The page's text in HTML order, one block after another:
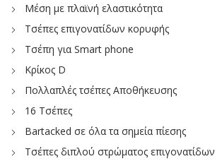
Μέση με πλαϊνή ελαστικότητα
Τσέπες επιγονατίδων κορυφής
Τσέπη για Smart phone
Κρίκος D
Πολλαπλές τσέπες Αποθήκευσης
16 Τσέπες
Bartacked σε όλα τα σημεία πίεσης
Τσέπες διπλού στρώματος επιγονατίδων